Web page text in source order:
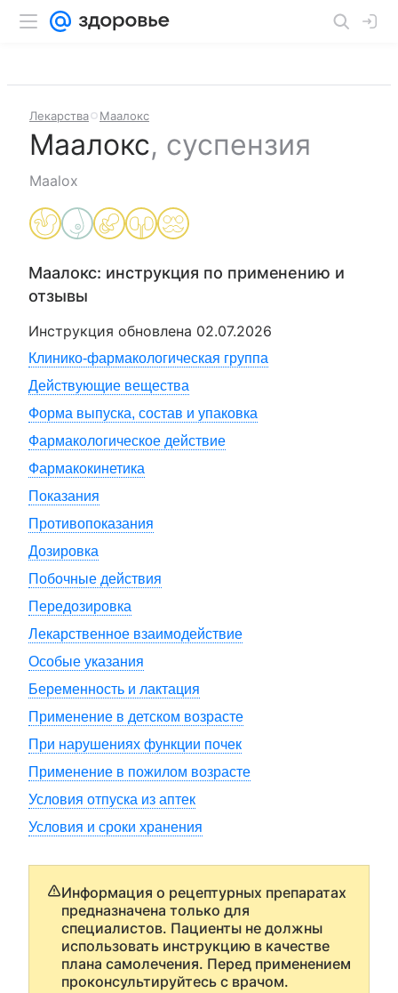
Лекарства Маалокс
Маалокс, суспензия
Maalox
Маалокс: инструкция по применению и
отзывы
Инструкция обновлена 02.07.2026
Клинико-фармакологическая группа
Действующие вещества
Форма выпуска, состав и упаковка
Фармакологическое действие
Фармакокинетика
Показания
Противопоказания
Дозировка
Побочные действия
Передозировка
Лекарственное взаимодействие
Особые указания
Беременность и лактация
Применение в детском возрасте
При нарушениях функции почек
Применение в пожилом возрасте
Условия отпуска из аптек
Условия и сроки хранения
Информация о рецептурных препаратах
предназначена только для
специалистов. Пациенты не должны
использовать инструкцию в качестве
плана самолечения. Перед применением
проконсультируйтесь с врачом.